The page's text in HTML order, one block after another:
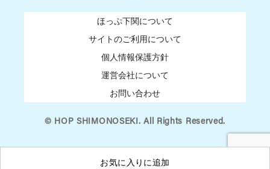
お気に入りに追加
ほっぷ下関について
サイトのご利用について
個人情報保護方針
運営会社について
お問い合わせ
© HOP SHIMONOSEKI. All Rights Reserved.